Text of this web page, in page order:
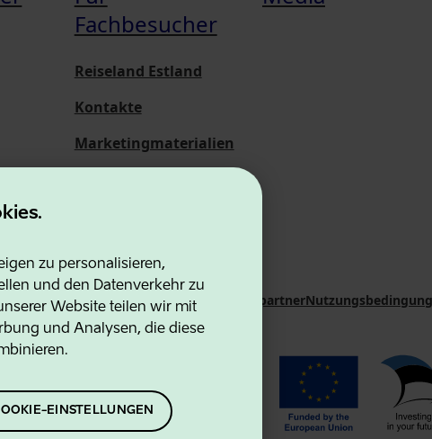
zu personalisieren,
und den Datenverkehr zu
Website teilen wir mit
und Analysen, die diese
EINSTELLUNGEN
Fachbesucher
Reiseland Estland
Kontakte
Marketingmaterialien
Innovation AgencyKontakte Kooperationspartner